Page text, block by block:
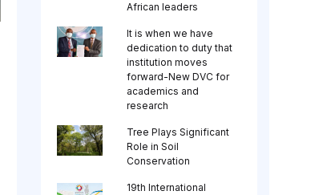
African leaders
It is when we have
dedication to duty that
institution moves
forward-New DVC for
academics and
research
Tree Plays Significant
Role in Soil
Conservation
19th International